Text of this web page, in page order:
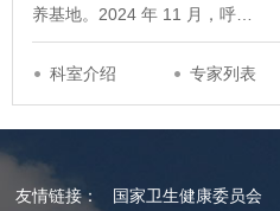
养基地。2024 年 11 月，呼…
科室介绍 专家列表
友情链接： 国家卫生健康委员会